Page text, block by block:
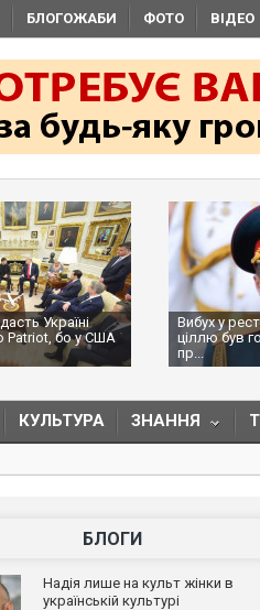
БЛОГОЖАБИ ФОТО ВІДЕО
Україні
Patriot, бо у США
Вибух у
ціллю був
пр...
КУЛЬТУРА ЗНАННЯ
БЛОГИ
Надія лише на культ жінки в
українській культурі